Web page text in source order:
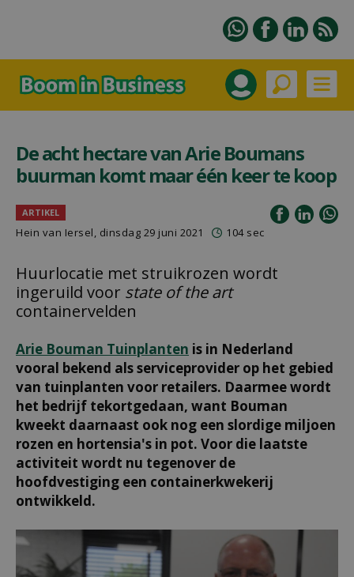
De acht hectare van Arie Boumans
buurman komt maar één keer te koop
ARTIKEL
Hein van Iersel, dinsdag 29 juni 2021 104 sec
Huurlocatie met struikrozen wordt
ingeruild voor state of the art
containervelden
Arie Bouman Tuinplanten is in Nederland
vooral bekend als serviceprovider op het gebied
van tuinplanten voor retailers. Daarmee wordt
het bedrijf tekortgedaan, want Bouman
kweekt daarnaast ook nog een slordige miljoen
rozen en hortensia's in pot. Voor die laatste
activiteit wordt nu tegenover de
hoofdvestiging een containerkwekerij
ontwikkeld.